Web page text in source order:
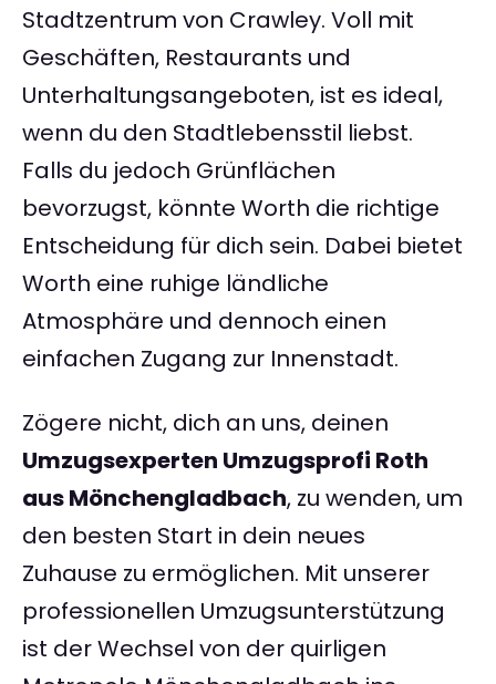
Stadtzentrum von Crawley. Voll mit
Geschäften, Restaurants und
Unterhaltungsangeboten, ist es ideal,
wenn du den Stadtlebensstil liebst.
Falls du jedoch Grünflächen
bevorzugst, könnte Worth die richtige
Entscheidung für dich sein. Dabei bietet
Worth eine ruhige ländliche
Atmosphäre und dennoch einen
einfachen Zugang zur Innenstadt.
Zögere nicht, dich an uns, deinen
Umzugsexperten Umzugsprofi Roth
aus Mönchengladbach, zu wenden, um
den besten Start in dein neues
Zuhause zu ermöglichen. Mit unserer
professionellen Umzugsunterstützung
ist der Wechsel von der quirligen